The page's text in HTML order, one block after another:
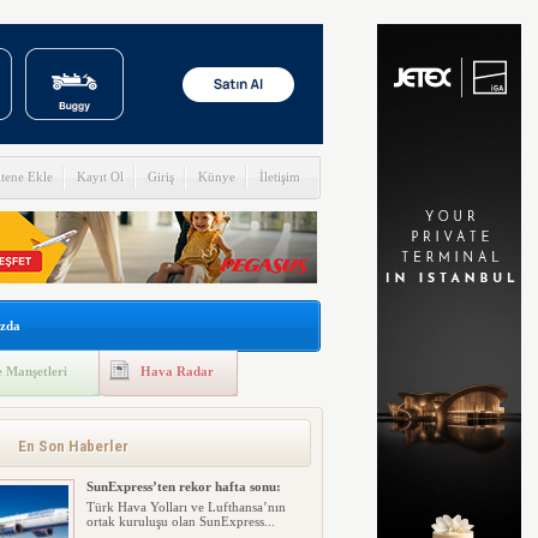
Ekle Kayıt Ol Giriş Künye İletişim
Manşetleri Hava Radar
En Son Haberler
SunExpress’ten rekor hafta sonu:
Türk Hava Yolları ve Lufthansa’nın
ortak kuruluşu olan SunExpress...